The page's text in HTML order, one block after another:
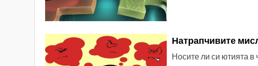
Натрапчивите
Носите ли си ютията в